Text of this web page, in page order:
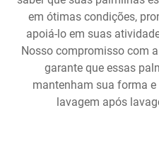
em ótimas condições,
apoiá-lo em suas
Nosso compromisso com
garante que essas
mantenham sua forma e
lavagem após